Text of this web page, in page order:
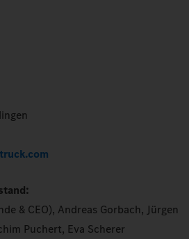
& CEO), Andreas Gorbach, Jürgen
Puchert, Eva Scherer